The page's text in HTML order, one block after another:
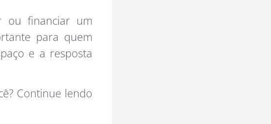
ou financiar um
para quem
e a resposta
Continue lendo